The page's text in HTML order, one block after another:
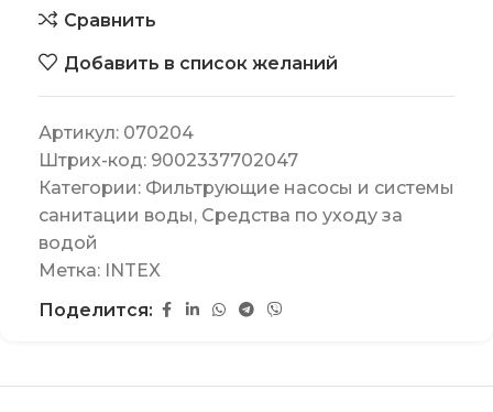
Сравнить
Добавить в список желаний
Артикул: 070204
Штрих-код: 9002337702047
Категории: Фильтрующие насосы и системы
санитации воды, Средства по уходу за
водой
Метка: INTEX
Поделится: